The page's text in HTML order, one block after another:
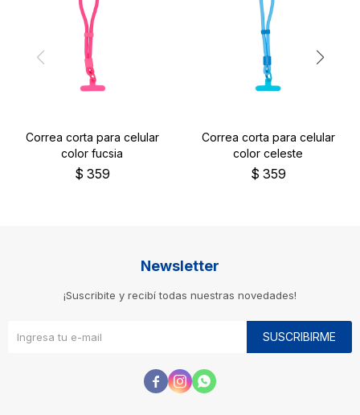
Correa corta para celular
color fucsia
$ 359
Correa corta para celular
color celeste
$ 359
Newsletter
¡Suscribite y recibí todas nuestras novedades!
SUSCRIBIRME
  